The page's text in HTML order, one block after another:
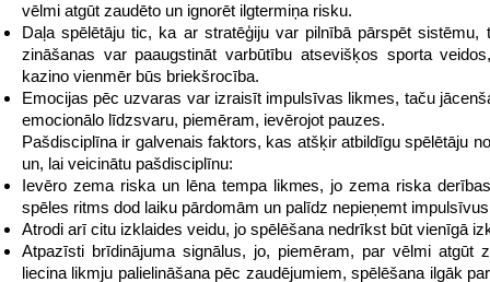
vēlmi atgūt zaudēto un ignorēt ilgtermiņa risku.
Daļa spēlētāju tic, ka ar stratēģiju var pilnībā pārspēt sistēmu,
zināšanas var paaugstināt varbūtību atsevišķos sporta
kazino vienmēr būs briekšrocība.
Emocijas pēc uzvaras var izraisīt impulsīvas likmes, taču
emocionālo līdzsvaru, piemēram, ievērojot pauzes.
Pašdisciplīna ir galvenais faktors, kas atšķir atbildīgu spēlētāju
un, lai veicinātu pašdisciplīnu:
Ievēro zema riska un lēna tempa likmes, jo zema riska
spēles ritms dod laiku pārdomām un palīdz nepieņemt
Atrodi arī citu izklaides veidu, jo spēlēšana nedrīkst būt vienīgā
Atpazīsti brīdinājuma signālus, jo, piemēram, par vēlmi atgūt
liecina likmju palielināšana pēc zaudējumiem, spēlēšana ilgāk